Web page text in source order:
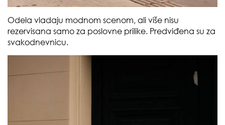
Odela vladaju modnom scenom, ali više nisu
rezervisana samo za poslovne prilike. Predviđena su za
svakodnevnicu.